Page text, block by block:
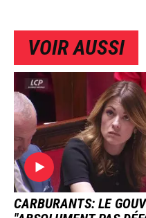
VOIR AUSSI
IMAGE
CARBURANTS: LE